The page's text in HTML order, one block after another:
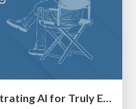
The Director’s Chair: Orchestrating AI for Truly Effective Learning